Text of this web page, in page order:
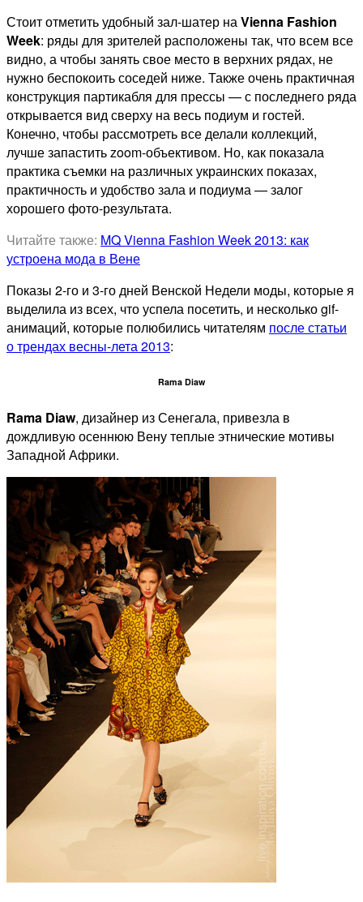
Стоит отметить удобный зал-шатер наVienna Fashion
Week: ряды для зрителей расположены так, что всем все
видно, а чтобы занять свое место в верхних рядах, не
нужно беспокоить соседей ниже. Также очень практичная
конструкция партикабля для прессы — с последнего ряда
открывается вид сверху на весь подиум и гостей.
Конечно, чтобы рассмотреть все делали коллекций,
лучше запастить zoom-объективом. Но, как показала
практика съемки на различных украинских показах,
практичность и удобство зала и подиума — залог
хорошего фото-результата.
Читайте также: MQ Vienna Fashion Week 2013: как
устроена мода в Вене
Показы 2-го и 3-го дней Венской Недели моды, которые я
выделила из всех, что успела посетить, и несколько gif-
анимаций, которые полюбились читателям после статьи
о трендах весны-лета 2013:
Rama Diaw
Rama Diaw, дизайнер из Сенегала, привезла в
дождливую осеннюю Вену теплые этнические мотивы
Западной Африки.